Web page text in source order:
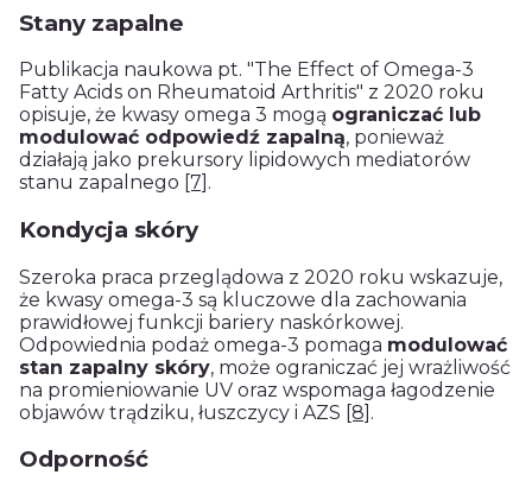
Stany zapalne
Publikacja naukowa pt. "The Effect of Omega-3
Fatty Acids on Rheumatoid Arthritis" z 2020 roku
opisuje, że kwasy omega 3 mogą ograniczać lub
modulować odpowiedź zapalną, ponieważ
działają jako prekursory lipidowych mediatorów
stanu zapalnego [7] .
Kondycja skóry
Szeroka praca przeglądowa z 2020 roku wskazuje,
że kwasy omega-3 są kluczowe dla zachowania
prawidłowej funkcji bariery naskórkowej.
Odpowiednia podaż omega-3 pomaga modulować
stan zapalny skóry, może ograniczać jej wrażliwość
na promieniowanie UV oraz wspomaga łagodzenie
objawów trądziku, łuszczycy i AZS [8] .
Odporność